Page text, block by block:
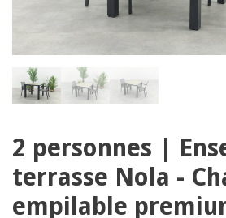
2 personnes |
terrasse Nola -
empilable